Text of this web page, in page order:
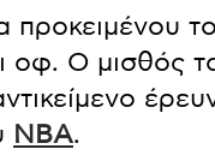
οφ. Ο μισθός
NBA.